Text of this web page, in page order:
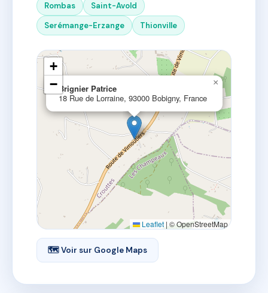
Rombas
Saint-Avold
Serémange-Erzange
Thionville
Brignier Patrice
18 Rue de Lorraine, 93000 Bobigny, France
×
+
−
Leaflet | © OpenStreetMap
🗺 Voir sur Google Maps